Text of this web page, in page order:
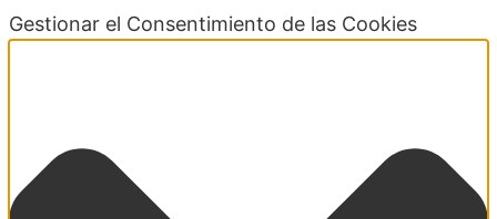
Gestionar el Consentimiento de las Cookies